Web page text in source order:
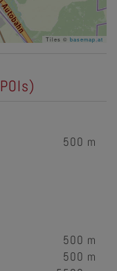
Tiles © basemap.at
500 m
500 m
500 m